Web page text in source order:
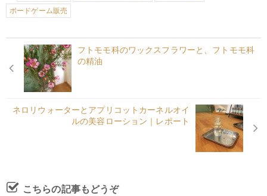
ボードゲーム販売
フトモモ科のワックスフラワーと、フトモモ科
の精油
ネロリウォーターとアプリコットカーネルオイ
ルの美容ローション｜レポート
こちらの記事もどうぞ